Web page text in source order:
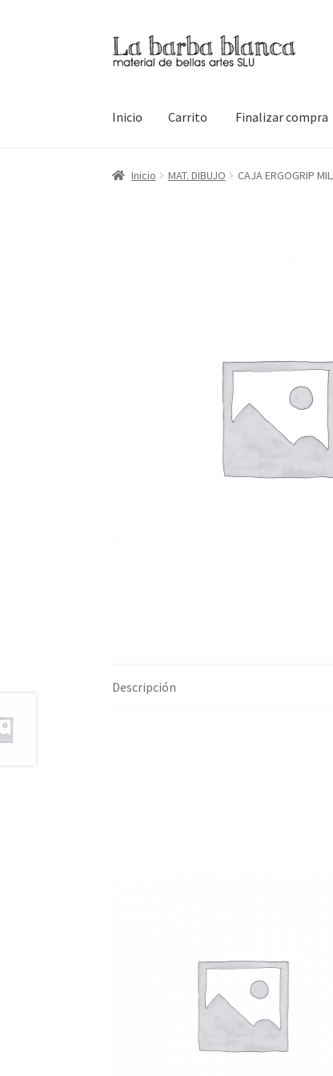
Ir
a
Ir
al
Inicio Carrito Finalizar compra
Inicio CarritoFinalizar compra InicioMi
Inicio MAT. DIBUJO CAJA ERGOGRIP
Descripción